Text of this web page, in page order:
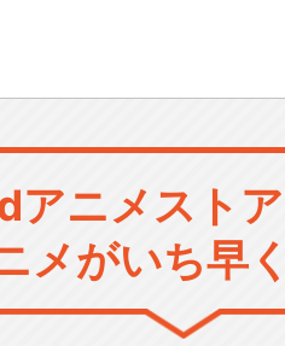
アニメスト
メがいち早